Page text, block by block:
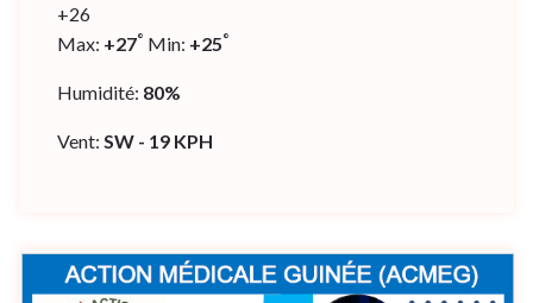
+26
Max: +27° Min: +25°
Humidité: 80%
Vent: SW - 19 KPH